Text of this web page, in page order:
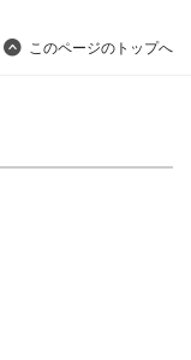
このページのトップへ